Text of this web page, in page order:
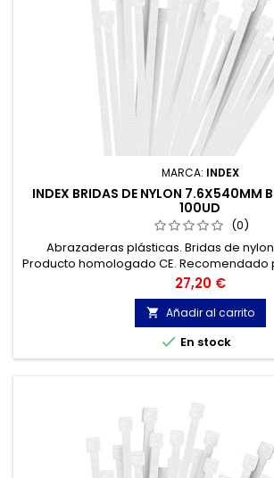
MARCA: INDEX
INDEX BRIDAS DE NYLON 7.6X540MM
100UD
(0)
Abrazaderas plásticas. Bridas de
Producto homologado CE. Recomendado
acero, tubo cobre, tubo pvc, tubo flexible,
Precio
27,20 €
 Añadir al carrito
 En stock